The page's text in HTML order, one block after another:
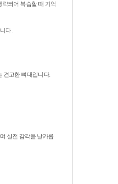
되어 복습할 때 기억
다.
견고한 뼈대입니다.
실전 감각을 날카롭